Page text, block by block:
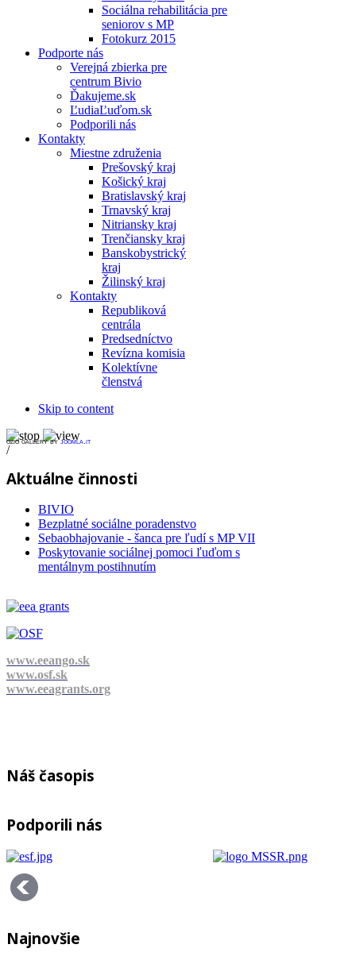
Sociálna rehabilitácia pre
seniorov s MP
Fotokurz 2015
Podporte nás
Verejná zbierka pre
centrum Bivio
Ďakujeme.sk
ĽudiaĽuďom.sk
Podporili nás
Kontakty
Miestne združenia
Prešovský kraj
Košický kraj
Bratislavský kraj
Trnavský kraj
Nitriansky kraj
Trenčiansky kraj
Banskobystrický
kraj
Žilinský kraj
Kontakty
Republiková
centrála
Predsedníctvo
Revízna komisia
Kolektívne
členstvá
Skip to content
/
ozio gallery byjoomla.it
Aktuálne činnosti
BIVIO
Bezplatné sociálne poradenstvo
Sebaobhajovanie - šanca pre ľudí s MP VII
Poskytovanie sociálnej pomoci ľuďom s
mentálnym postihnutím
www.eeango.sk
www.osf.sk
www.eeagrants.org
Náš časopis
Podporili nás
Najnovšie